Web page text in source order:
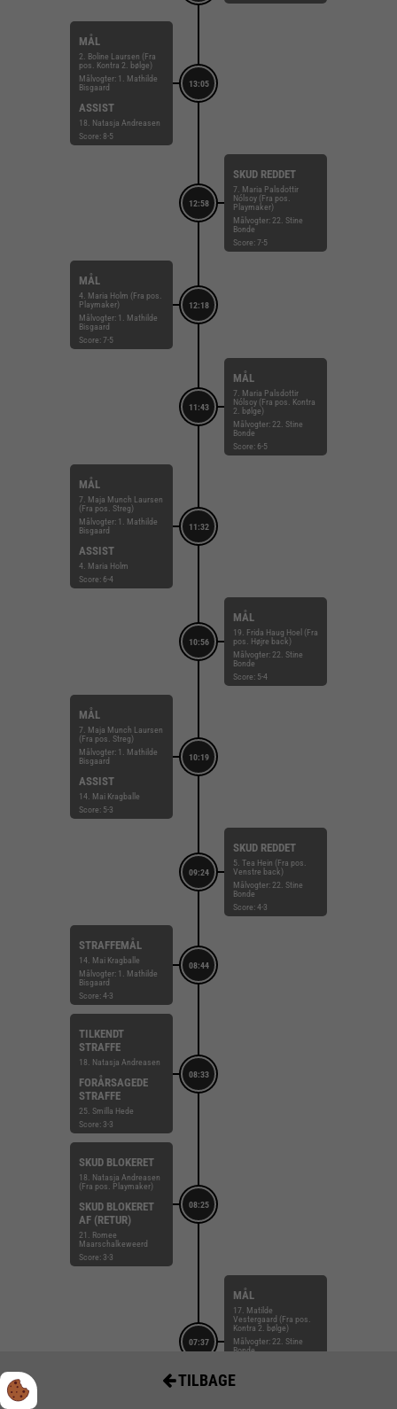
13:05
MÅL
2. Boline Laursen (Fra
pos. Kontra 2. bølge)
Målvogter: 1. Mathilde
Bisgaard
ASSIST
18. Natasja Andreasen
Score: 8-5
12:58
SKUD REDDET
7. Maria Palsdottir
Nólsoy (Fra pos.
Playmaker)
Målvogter: 22. Stine
Bonde
Score: 7-5
12:18
MÅL
4. Maria Holm (Fra pos.
Playmaker)
Målvogter: 1. Mathilde
Bisgaard
Score: 7-5
11:43
MÅL
7. Maria Palsdottir
Nólsoy (Fra pos. Kontra
2. bølge)
Målvogter: 22. Stine
Bonde
Score: 6-5
11:32
MÅL
7. Maja Munch Laursen
(Fra pos. Streg)
Målvogter: 1. Mathilde
Bisgaard
ASSIST
4. Maria Holm
Score: 6-4
10:56
MÅL
19. Frida Haug Hoel (Fra
pos. Højre back)
Målvogter: 22. Stine
Bonde
Score: 5-4
10:19
MÅL
7. Maja Munch Laursen
(Fra pos. Streg)
Målvogter: 1. Mathilde
Bisgaard
ASSIST
14. Mai Kragballe
Score: 5-3
09:24
SKUD REDDET
5. Tea Hein (Fra pos.
Venstre back)
Målvogter: 22. Stine
Bonde
Score: 4-3
08:44
STRAFFEMÅL
14. Mai Kragballe
Målvogter: 1. Mathilde
Bisgaard
Score: 4-3
08:33
TILKENDT
STRAFFE
18. Natasja Andreasen
FORÅRSAGEDE
STRAFFE
25. Smilla Hede
Score: 3-3
08:25
SKUD BLOKERET
18. Natasja Andreasen
(Fra pos. Playmaker)
SKUD BLOKERET
AF (RETUR)
21. Romee
Maarschalkeweerd
Score: 3-3
07:37
MÅL
17. Matilde
Vestergaard (Fra pos.
Kontra 2. bølge)
Målvogter: 22. Stine
Bonde
5. Tea Hein
TILBAGE